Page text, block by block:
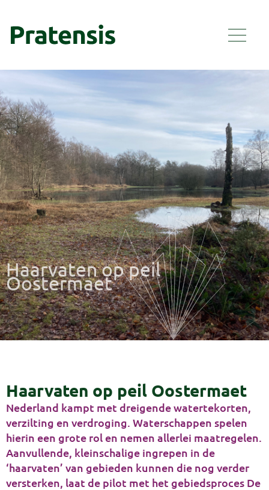
Haarvaten op peil
Oostermaet
Haarvaten op peil Oostermaet
Nederland kampt met dreigende watertekorten,
verzilting en verdroging. Waterschappen spelen
hierin een grote rol en nemen allerlei maatregelen.
Aanvullende, kleinschalige ingrepen in de
‘haarvaten’ van gebieden kunnen die nog verder
versterken, laat de pilot met het gebiedsproces De